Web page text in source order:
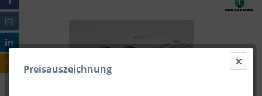
Preisauszeichnung